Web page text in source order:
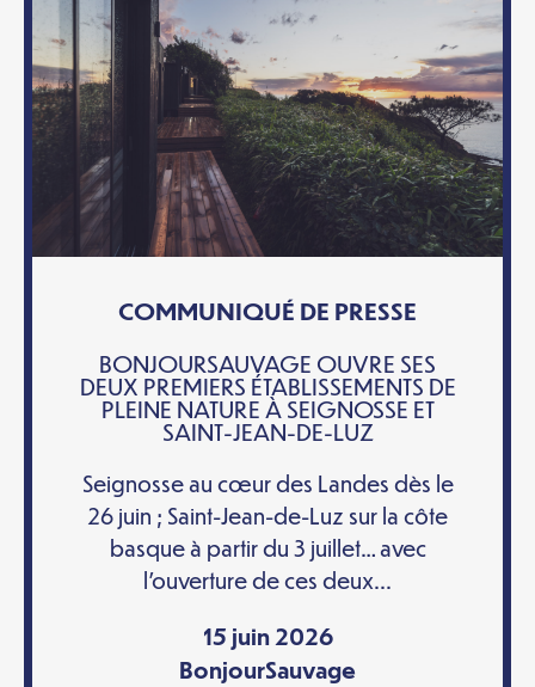
COMMUNIQUÉ DE PRESSE
BONJOURSAUVAGE OUVRE SES
DEUX PREMIERS ÉTABLISSEMENTS DE
PLEINE NATURE À SEIGNOSSE ET
SAINT-JEAN-DE-LUZ
Seignosse au cœur des Landes dès le
26 juin ; Saint-Jean-de-Luz sur la côte
basque à partir du 3 juillet… avec
l’ouverture de ces deux...
15 juin 2026
BonjourSauvage